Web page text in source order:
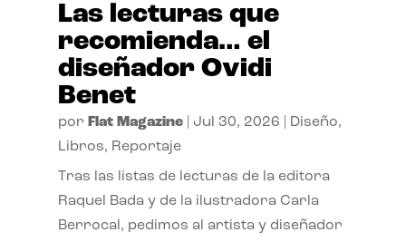
Las lecturas que
recomienda… el
diseñador Ovidi
Benet
por Flat Magazine| Jul 30, 2026 Diseño,
Libros, Reportaje
Tras las listas de lecturas de la editora
Raquel Bada y de la ilustradora Carla
Berrocal, pedimos al artista y diseñador